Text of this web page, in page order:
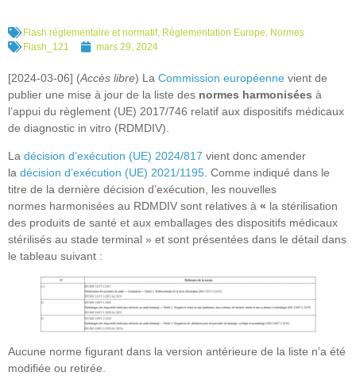
Flash réglementaire et normatif, Réglementation Europe, Normes
Flash_121
mars 29, 2024
[2024-03-06] (Accès libre) La Commission européenne vient de
publier une mise à jour de la liste des normes harmonisées à
l’appui du règlement (UE) 2017/746 relatif aux dispositifs médicaux
de diagnostic in vitro (RDMDIV).
La décision d’exécution (UE) 2024/817 vient donc amender
la décision d’exécution (UE) 2021/1195. Comme indiqué dans le
titre de la dernière décision d’exécution, les nouvelles
normes harmonisées au RDMDIV sont relatives à « la stérilisation
des produits de santé et aux emballages des dispositifs médicaux
stérilisés au stade terminal » et sont présentées dans le détail dans
le tableau suivant :
Aucune norme figurant dans la version antérieure de la liste n’a été
modifiée ou retirée.